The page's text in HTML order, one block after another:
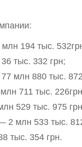
194 тыс.
тыс. 332 грн;
млн ​​880 тыс.
711 тыс.
529 тыс. 975
млн 533 тыс.
тыс. 354 грн.